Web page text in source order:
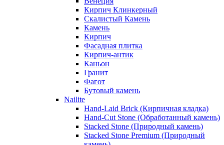
Кирпич Клинкерный
Скалистый Камень
Камень
Кирпич
Фасадная плитка
Кирпич-антик
Каньон
Гранит
Фагот
Бутовый камень
Nailite
Hand-Laid Brick (Кирпичная кладка)
Hand-Cut Stone (Обработанный камень)
Stacked Stone (Природный камень)
Stacked Stone Premium (Природный